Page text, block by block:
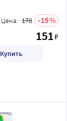
Цена: 178 15
151₽
Купить